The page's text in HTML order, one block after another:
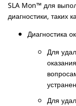
SLA Mon™ для
диагностики, таких
Диагностика
Для
Для